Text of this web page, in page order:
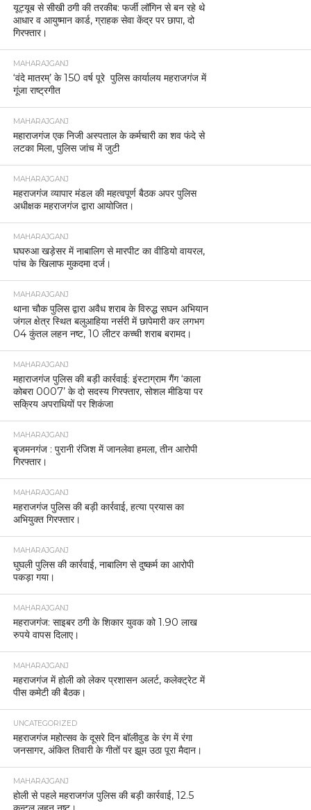
यूट्यूब से सीखी ठगी की तरकीब: फर्जी लॉगिन से बन रहे थे
आधार व आयुष्मान कार्ड, ग्राहक सेवा केंद्र पर छापा, दो
गिरफ्तार।
MAHARAJGANJ
‘वंदे मातरम्’ के 150 वर्ष पूरे पुलिस कार्यालय महराजगंज में
गूंजा राष्ट्रगीत
MAHARAJGANJ
महाराजगंज एक निजी अस्पताल के कर्मचारी का शव फंदे से
लटका मिला, पुलिस जांच में जुटी
MAHARAJGANJ
महराजगंज व्यापार मंडल की महत्वपूर्ण बैठक अपर पुलिस
अधीक्षक महराजगंज द्वारा आयोजित।
MAHARAJGANJ
घघरुआ खड़ेसर में नाबालिग से मारपीट का वीडियो वायरल,
पांच के खिलाफ मुकदमा दर्ज।
MAHARAJGANJ
थाना चौक पुलिस द्वारा अवैध शराब के विरुद्ध सघन अभियान
जंगल क्षेत्र स्थित बलुआहिया नर्सरी में छापेमारी कर लगभग
04 कुंतल लहन नष्ट, 10 लीटर कच्ची शराब बरामद।
MAHARAJGANJ
महाराजगंज पुलिस की बड़ी कार्रवाई: इंस्टाग्राम गैंग ‘काला
कोबरा 0007’ के दो सदस्य गिरफ्तार, सोशल मीडिया पर
सक्रिय अपराधियों पर शिकंजा
MAHARAJGANJ
बृजमनगंज : पुरानी रंजिश में जानलेवा हमला, तीन आरोपी
गिरफ्तार।
MAHARAJGANJ
महराजगंज पुलिस की बड़ी कार्रवाई, हत्या प्रयास का
अभियुक्त गिरफ्तार।
MAHARAJGANJ
घुघली पुलिस की कार्रवाई, नाबालिग से दुष्कर्म का आरोपी
पकड़ा गया।
MAHARAJGANJ
महराजगंज: साइबर ठगी के शिकार युवक को 1.90 लाख
रुपये वापस दिलाए।
MAHARAJGANJ
महराजगंज में होली को लेकर प्रशासन अलर्ट, कलेक्ट्रेट में
पीस कमेटी की बैठक।
UNCATEGORIZED
महराजगंज महोत्सव के दूसरे दिन बॉलीवुड के रंग में रंगा
जनसागर, अंकित तिवारी के गीतों पर झूम उठा पूरा मैदान।
MAHARAJGANJ
होली से पहले महराजगंज पुलिस की बड़ी कार्रवाई, 12.5